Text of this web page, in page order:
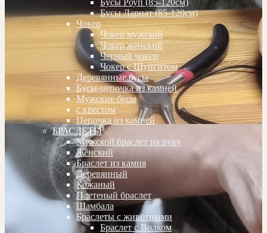
Бусы Роуп (85-120см)
Бусы Лариат (85-120см)
Чокер
Чокер мужской
Чокер женский
Черный чокер
Чокер с Шунгитом
Деревянные бусы
Бусы-цепочка из камней
Мужские бусы
с крестом
Цепочка из камней
БРАСЛЕТЫ
Мужской браслет на руку
Женский
Браслет из камня
Деревянный
Кожаный
Плетеный браслет
Шамбала
Браслеты с животными
Браслет с Волком